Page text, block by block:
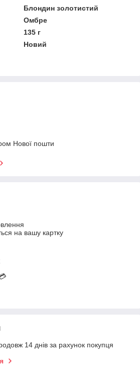
Блондин золотистий
Омбре
135 г
Новий
Нової пошти
на вашу картку
14 днів за рахунок покупця